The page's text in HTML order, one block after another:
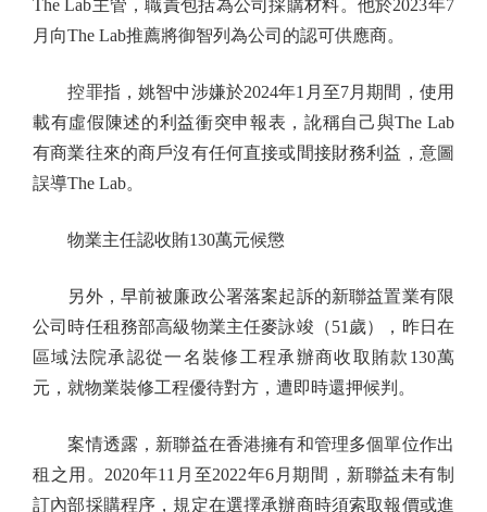
The Lab主管，職責包括為公司採購材料。他於2023年7
月向The Lab推薦將御智列為公司的認可供應商。
控罪指，姚智中涉嫌於2024年1月至7月期間，使用
載有虛假陳述的利益衝突申報表，訛稱自己與The Lab
有商業往來的商戶沒有任何直接或間接財務利益，意圖
誤導The Lab。
物業主任認收賄130萬元候懲
另外，早前被廉政公署落案起訴的新聯益置業有限
公司時任租務部高級物業主任麥詠竣（51歲），昨日在
區域法院承認從一名裝修工程承辦商收取賄款130萬
元，就物業裝修工程優待對方，遭即時還押候判。
案情透露，新聯益在香港擁有和管理多個單位作出
租之用。2020年11月至2022年6月期間，新聯益未有制
訂內部採購程序，規定在選擇承辦商時須索取報價或進